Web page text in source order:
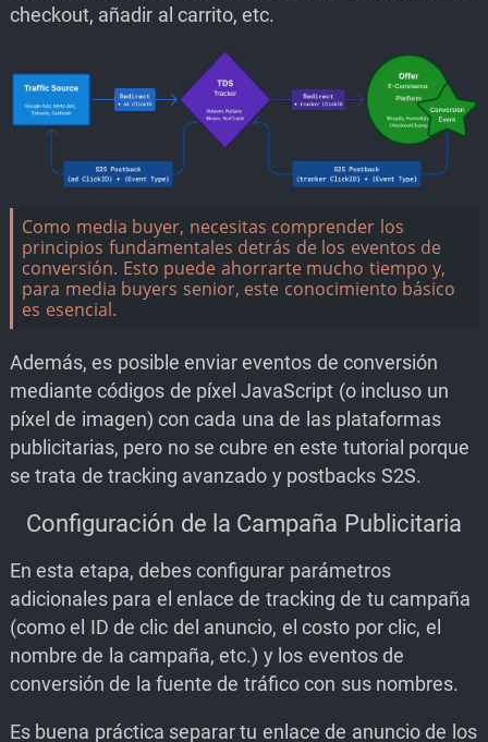
checkout, añadir al carrito, etc.
Como media buyer, necesitas comprender los
principios fundamentales detrás de los eventos de
conversión. Esto puede ahorrarte mucho tiempo y,
para media buyers senior, este conocimiento básico
es esencial.
Además, es posible enviar eventos de conversión
mediante códigos de píxel JavaScript (o incluso un
píxel de imagen) con cada una de las plataformas
publicitarias, pero no se cubre en este tutorial porque
se trata de tracking avanzado y postbacks S2S.
Configuración de la Campaña Publicitaria
En esta etapa, debes configurar parámetros
adicionales para el enlace de tracking de tu campaña
(como el ID de clic del anuncio, el costo por clic, el
nombre de la campaña, etc.) y los eventos de
conversión de la fuente de tráfico con sus nombres.
Es buena práctica separar tu enlace de anuncio de los